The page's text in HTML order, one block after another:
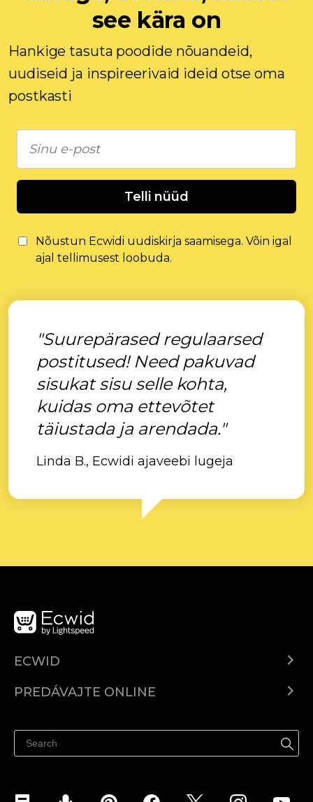
see kära on
Hankige tasuta poodide nõuandeid,
uudiseid ja inspireerivaid ideid otse oma
postkasti
Telli nüüd
Nõustun Ecwidi uudiskirja saamisega. Võin igal
ajal tellimusest loobuda.
"Suurepärased regulaarsed
postitused! Need pakuvad
sisukat sisu selle kohta,
kuidas oma ettevõtet
täiustada ja arendada."
Linda B., Ecwidi ajaveebi lugeja
ECWID
Cenník
PREDÁVAJTE ONLINE
Predávajte na Facebook
Predávať na Instagram